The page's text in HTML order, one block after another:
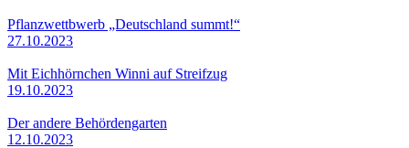
Pflanzwettbwerb „Deutschland summt!“
27.10.2023
Mit Eichhörnchen Winni auf Streifzug
19.10.2023
Der andere Behördengarten
12.10.2023